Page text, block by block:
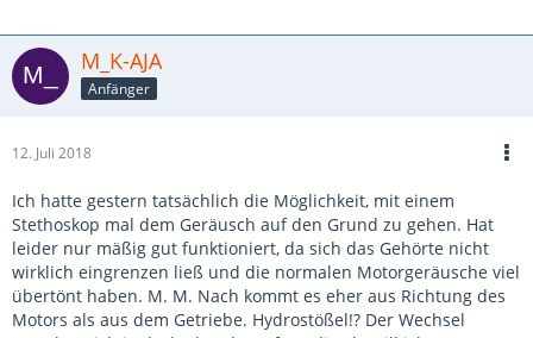
M_K-AJA
Anfänger
12. Juli 2018
Ich hatte gestern tatsächlich die Möglichkeit, mit einem
Stethoskop mal dem Geräusch auf den Grund zu gehen. Hat
leider nur mäßig gut funktioniert, da sich das Gehörte nicht
wirklich eingrenzen ließ und die normalen Motorgeräusche viel
übertönt haben. M. M. Nach kommt es eher aus Richtung des
Motors als aus dem Getriebe. Hydrostößel!? Der Wechsel